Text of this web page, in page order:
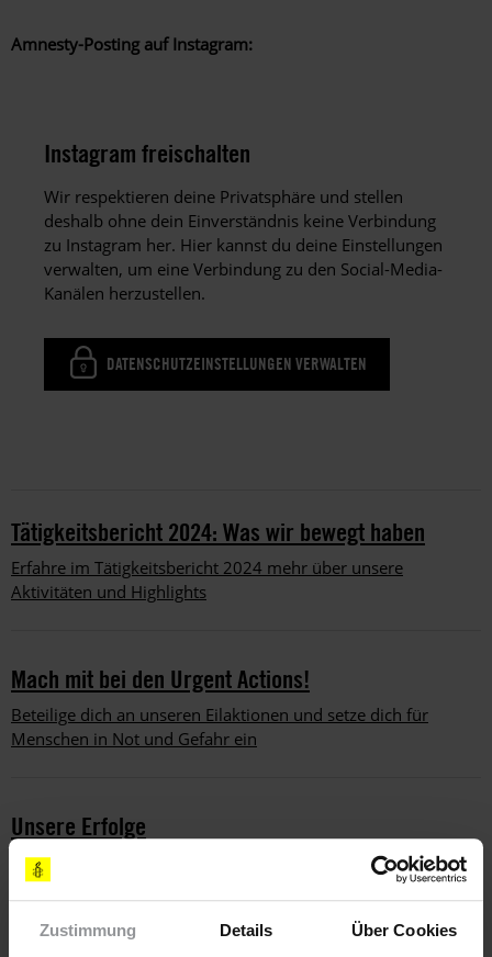
Zustimmung Details Über Cookies
Amnesty-Posting auf Instagram:
Instagram freischalten
Wir respektieren deine Privatsphäre und stellen
deshalb ohne dein Einverständnis keine Verbindung
zu Instagram her. Hier kannst du deine Einstellungen
verwalten, um eine Verbindung zu den Social-Media-
Kanälen herzustellen.
DATENSCHUTZEINSTELLUNGEN VERWALTEN
Tätigkeitsbericht 2024: Was wir bewegt haben
Erfahre im Tätigkeitsbericht 2024 mehr über unsere
Aktivitäten und Highlights
Mach mit bei den Urgent Actions!
Beteilige dich an unseren Eilaktionen und setze dich für
Menschen in Not und Gefahr ein
Unsere Erfolge
Weitere Erfolgsmeldungen und gute Nachrichten findest du
auf www.amnesty.de/erfolge